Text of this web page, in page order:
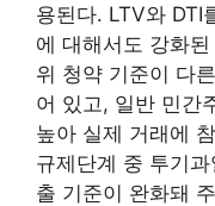
용된다. LTV와 DTI
에 대해서도 강화
위 청약 기준이 다
어 있고, 일반 민간
높아 실제 거래에
규제단계 중 투기
출 기준이 완화돼